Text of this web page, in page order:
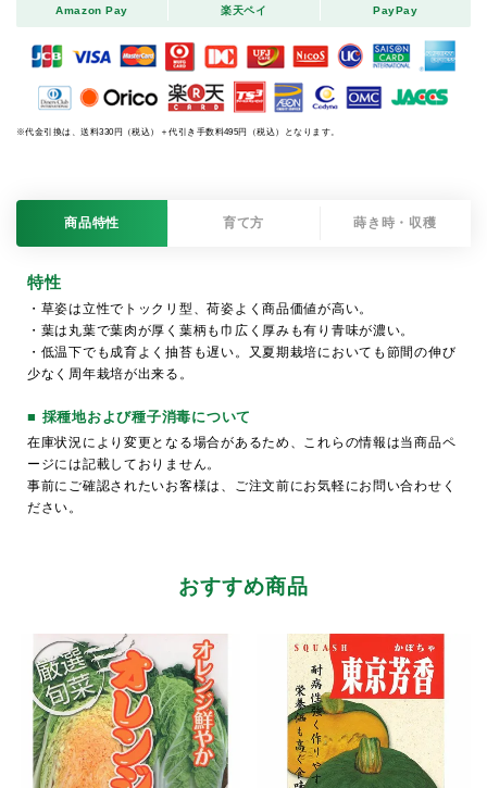
Amazon Pay 楽天ペイ PayPay
※代金引換は、送料330円（税込）＋代引き手数料495円（税込）となります。
商品特性 育て方 蒔き時・収穫
特性
・草姿は立性でトックリ型、荷姿よく商品価値が高い。
・葉は丸葉で葉肉が厚く葉柄も巾広く厚みも有り青味が濃い。
・低温下でも成育よく抽苔も遅い。又夏期栽培においても節間の伸び
少なく周年栽培が出来る。
■ 採種地および種子消毒について
在庫状況により変更となる場合があるため、これらの情報は当商品ペ
ージには記載しておりません。
事前にご確認されたいお客様は、ご注文前にお気軽にお問い合わせく
ださい。
おすすめ商品